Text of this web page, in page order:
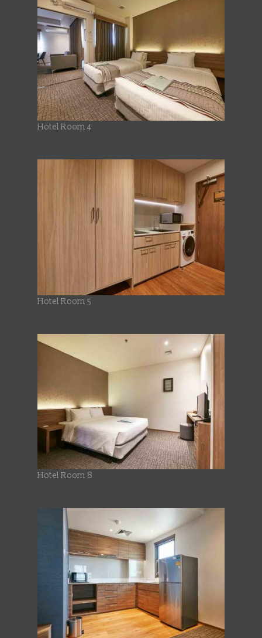
Hotel Room 4
Hotel Room 5
Hotel Room 8